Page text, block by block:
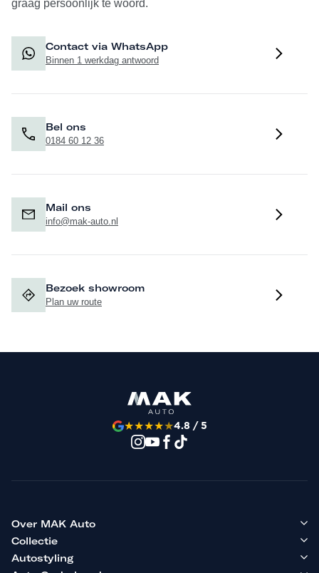
graag persoonlijk te woord.
Contact via WhatsApp
Binnen 1 werkdag antwoord
Bel ons
0184 60 12 36
Mail ons
info@mak-auto.nl
Bezoek showroom
Plan uw route
★★★★★4.8 / 5
Over MAK Auto
Collectie
Autostyling